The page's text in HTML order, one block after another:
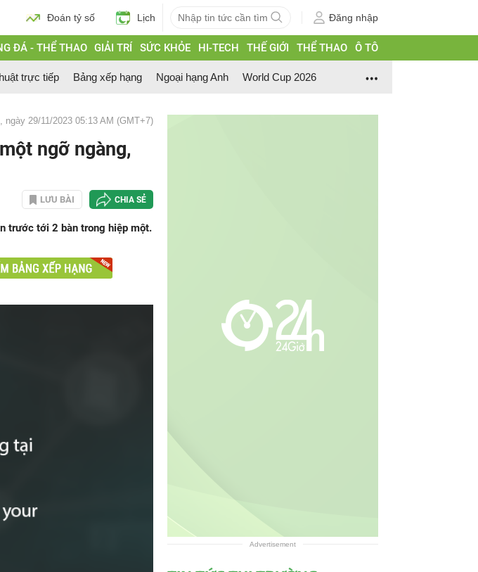
Đoán tỷ số Lịch Đăng nhập
ĐÁ - THỂ THAO GIẢI TRÍ SỨC KHỎE HI-TECH THẾ GIỚI THỂ THAO Ô TÔ
trực tiếp Bảng xếp hạng Ngoại hạng Anh World Cup 2026
ngày 29/11/2023 05:13 AM (GMT+7)
ngỡ ngàng,
LƯU BÀI CHIA SẺ
trước tới 2 bàn trong hiệp một.
Advertisement